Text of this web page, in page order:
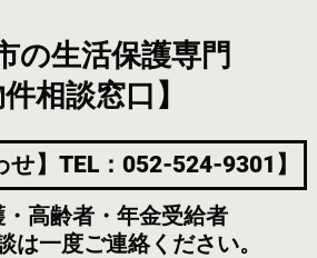
の生活保護専門
件相談窓口】
】TEL：052-524-9301】
高齢者・年金受給者
は一度ご連絡ください。